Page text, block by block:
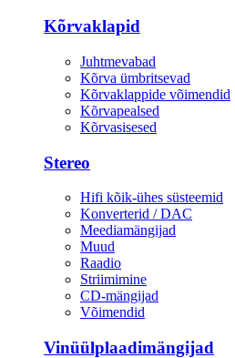
Kõrvaklapid
Juhtmevabad
Kõrva ümbritsevad
Kõrvaklappide võimendid
Kõrvapealsed
Kõrvasisesed
Stereo
Hifi kõik-ühes süsteemid
Konverterid / DAC
Meediamängijad
Muud
Raadio
Striimimine
CD-mängijad
Võimendid
Vinüülplaadimängijad